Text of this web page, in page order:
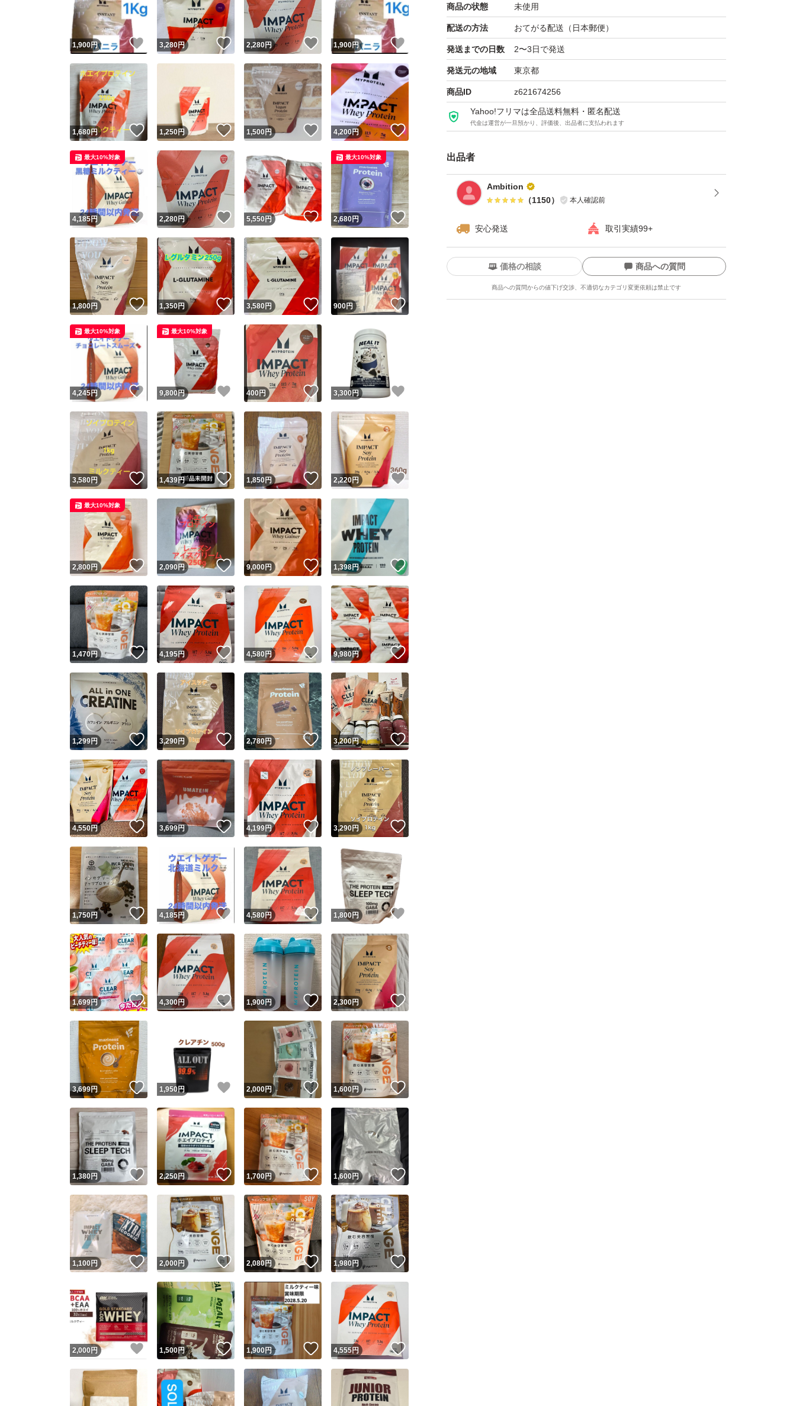
#エクササイズ
#脂肪燃焼
#燃焼
#サプリメント
#ジム
#スポーツ
商品の状態 未使用
配送の方法 おてがる配送（日本郵便）
発送までの日数 2〜3日で発送
発送元の地域 東京都
商品ID z621674256
Yahoo!フリマは全品送料無料・匿名配送
代金は運営が一旦預かり、評価後、出品者に支払われます
出品者
Ambition
（1150） 本人確認前
安心発送 取引実績99+
ユーザーの実績について
Yahoo!フリマが定めた一定の基準を満たしたユーザーにバッジを付与しています
安心取引出品者
安心取引出品者 Yahoo!フリマの基準をクリアした安心・安全なユーザーです
取引実績
取引実績◯+ このユーザーはYahoo!フリマの取引を完了させた実績があります
他フリマ実績◯+ このユーザーは他フリマサービスでの取引実績があります
スピード&安心発送
※このバッジは実績に基づく表示であり、発送を保証しているものではありません
スピード＆安心発送
このユーザーは高頻度で24時間以内＆設定した発送日数内に発送してい
ます
スピード発送 このユーザーは高頻度で24時間以内に発送しています
安心発送 このユーザーは設定した発送日数内に発送しています
価格の相談 商品への質問
商品への質問からの値下げ交渉、不適切なカテゴリ変更依頼は禁止です
この商品の情報をコピーします
商品画像の 無断転載は禁止されています
コピーは
1商品につき1回です
出品ページへ
キャンセル
1,900円 いいね！
3,280円 いいね！
2,280円 いいね！
1,900円
1,680円 いいね！
1,250円 いいね！
1,500円 いいね！
4,200円 いいね！
4,185円 いいね！
最大10%対象
2,280円 いいね！
5,550円 いいね！
2,680円 いいね！
最大10%対象
1,800円 いいね！
1,350円 いいね！
3,580円 いいね！
900円 いいね！
4,245円 いいね！
最大10%対象
9,800円 いいね！
最大10%対象
400円 いいね！
3,300円
3,580円 いいね！
1,439円 いいね！
1,850円 いいね！
2,220円 いいね！
2,800円 いいね！
最大10%対象
2,090円 いいね！
9,000円 いいね！
1,398円 いいね！
1,470円 いいね！
4,195円 いいね！
4,580円 いいね！
9,980円 いいね！
1,299円 いいね！
3,290円 いいね！
2,780円 いいね！
3,200円 いいね！
4,550円 いいね！
3,699円 いいね！
4,199円 いいね！
3,290円 いいね！
1,750円 いいね！
4,185円 いいね！
4,580円 いいね！
1,800円
1,699円 いいね！
4,300円 いいね！
1,900円 いいね！
2,300円
3,699円 いいね！
1,950円 いいね！
2,000円 いいね！
1,600円
1,380円 いいね！
2,250円 いいね！
1,700円 いいね！
1,600円
1,100円 いいね！
2,000円 いいね！
2,080円 いいね！
1,980円
2,000 円 いいね！
1,500円 いいね！
1,900円 いいね！
4,555円